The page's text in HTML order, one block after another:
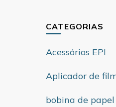
CATEGORIAS
Acessórios EPI
Aplicador de
bobina de